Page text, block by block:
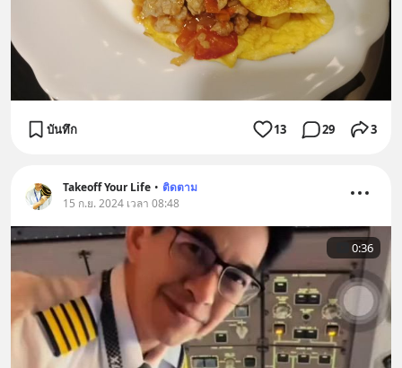
บันทึก 13 29 3
Takeoff Your Life • ติดตาม
15 ก.ย. 2024 เวลา 08:48
0:36